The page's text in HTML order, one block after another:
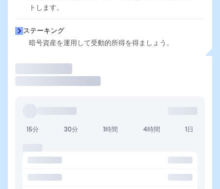
トします。
ステーキング
暗号資産を運用して受動的所得を得ましょう。
15分 30分 1時間 4時間 1日